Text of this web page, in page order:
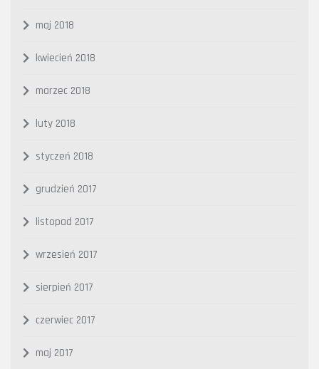
maj 2018
kwiecień 2018
marzec 2018
luty 2018
styczeń 2018
grudzień 2017
listopad 2017
wrzesień 2017
sierpień 2017
czerwiec 2017
maj 2017